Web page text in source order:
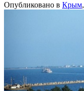
Опубликовано в Крым,